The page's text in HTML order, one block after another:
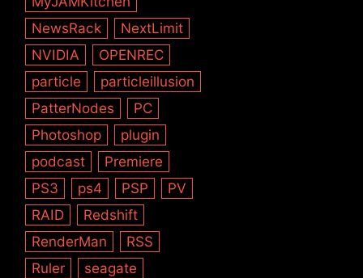
NewsRack
NextLimit
NVIDIA
OPENREC
particle
particleillusion
PatterNodes
PC
Photoshop
plugin
podcast
Premiere
PS3
ps4 PSP
PV
RAID
Redshift
RenderMan
RSS
Ruler
seagate